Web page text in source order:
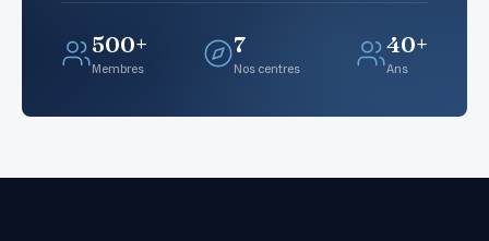
500+
Membres
7
Nos centres
40+
Ans